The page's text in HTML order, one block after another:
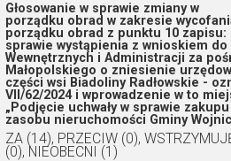
Głosowanie w sprawie zmiany w
porządku obrad w zakresie
porządku obrad z punktu 10 zapisu:
sprawie wystąpienia z wnioskiem
Wewnętrznych i Administracji za
Małopolskiego o zniesienie
części wsi Biadoliny Radłowskie -
VII/62/2024 i wprowadzenie w to
„Podjęcie uchwały w sprawie
zasobu nieruchomości Gminy
ZA (14), PRZECIW (0),
(0), NIEOBECNI (1)